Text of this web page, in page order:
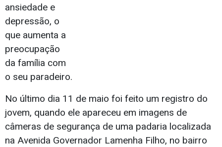
ansiedade e
depressão, o
que aumenta a
preocupação
da família com
o seu paradeiro.
No último dia 11 de maio foi feito um registro do
jovem, quando ele apareceu em imagens de
câmeras de segurança de uma padaria localizada
na Avenida Governador Lamenha Filho, no bairro